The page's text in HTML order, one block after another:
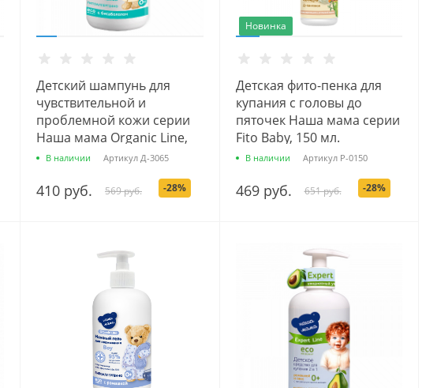
Детский шампунь для
чувствительной и
проблемной кожи серии
Наша мама Organic Line,
300 мл.
В наличии Артикул Д-3065
410 руб. 569 руб. -28%
Новинка
Детская фито-пенка для
купания с головы до
пяточек Наша мама серии
Fito Baby, 150 мл.
В наличии Артикул Р-0150
469 руб. 651 руб. -28%